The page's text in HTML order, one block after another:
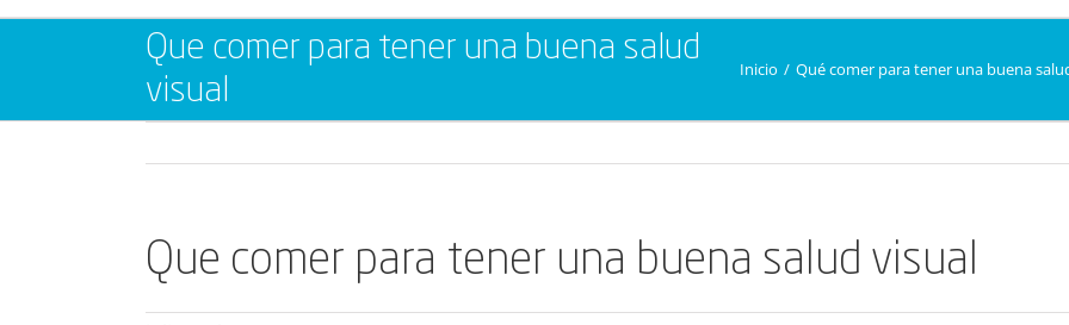
Que comer para tener una buena salud
visual
Inicio / Qué comer para tener una buena
Que comer para tener una buena salud visual